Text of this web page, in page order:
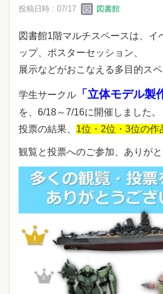
投稿日時 : 07/17 図書館
図書館1階マルチスペースは、イ
ップ、ポスターセッション、
展示などがおこなえる多目的スペ
学生サークル 「立体モデル製
を、6/18～7/16に開催しました。
投票の結果、 1位・2位・3位の作
観覧と投票へのご参加、ありがと